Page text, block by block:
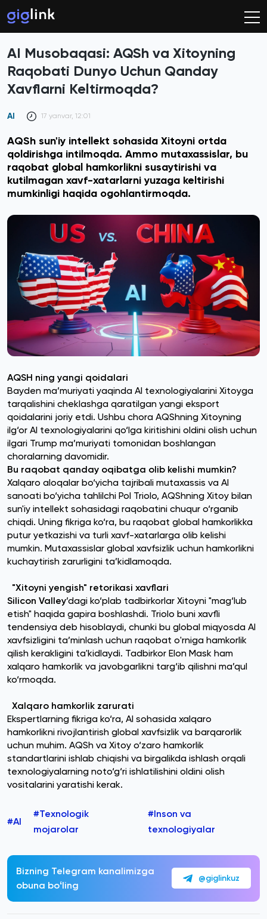
AI Musobaqasi: AQSh va Xitoyning
Raqobati Dunyo Uchun Qanday
Xavflarni Keltirmoqda?
AI 17 yanvar, 12:01
AQSh sun'iy intellekt sohasida Xitoyni ortda
qoldirishga intilmoqda. Ammo mutaxassislar, bu
raqobat global hamkorlikni susaytirishi va
kutilmagan xavf-xatarlarni yuzaga keltirishi
mumkinligi haqida ogohlantirmoqda.
AQSH ning yangi qoidalari
Bayden ma’muriyati yaqinda AI texnologiyalarini Xitoyga
tarqalishini cheklashga qaratilgan yangi eksport
qoidalarini joriy etdi. Ushbu chora AQShning Xitoyning
ilg‘or AI texnologiyalarini qo‘lga kiritishini oldini olish uchun
ilgari Trump ma’muriyati tomonidan boshlangan
choralarning davomidir.
Bu raqobat qanday oqibatga olib kelishi mumkin?
Xalqaro aloqalar bo‘yicha tajribali mutaxassis va AI
sanoati bo‘yicha tahlilchi Pol Triolo, AQShning Xitoy bilan
sun'iy intellekt sohasidagi raqobatini chuqur o‘rganib
chiqdi. Uning fikriga ko‘ra, bu raqobat global hamkorlikka
putur yetkazishi va turli xavf-xatarlarga olib kelishi
mumkin. Mutaxassislar global xavfsizlik uchun hamkorlikni
kuchaytirish zarurligini ta’kidlamoqda.
"Xitoyni yengish" retorikasi xavflari
Silicon Valley’dagi ko‘plab tadbirkorlar Xitoyni "mag‘lub
etish" haqida gapira boshlashdi. Triolo buni xavfli
tendensiya deb hisoblaydi, chunki bu global miqyosda AI
xavfsizligini ta’minlash uchun raqobat o'rniga hamkorlik
qilish kerakligini ta'kidlaydi. Tadbirkor Elon Mask ham
xalqaro hamkorlik va javobgarlikni targ‘ib qilishni ma’qul
ko‘rmoqda.
Xalqaro hamkorlik zarurati
Ekspertlarning fikriga ko‘ra, AI sohasida xalqaro
hamkorlikni rivojlantirish global xavfsizlik va barqarorlik
uchun muhim. AQSh va Xitoy o‘zaro hamkorlik
standartlarini ishlab chiqishi va birgalikda ishlash orqali
texnologiyalarning noto‘g‘ri ishlatilishini oldini olish
vositalarini yaratishi kerak.
#AI
#Texnologik
mojarolar
#Inson va
texnologiyalar
Bizning Telegram kanalimizga
obuna boʻling
@giglinkuz